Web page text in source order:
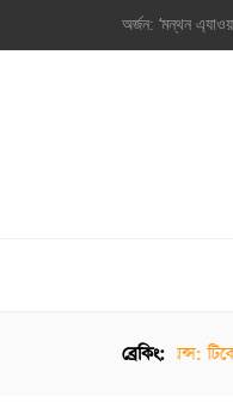
অর্জন: ‘মন্থন
ব্রেকিং:
থেকে হোমো স্যাপিয়েন্স: